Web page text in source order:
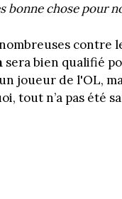
bonne chose pour
contre
sera bien qualifié
joueur de l'OL,
tout n’a pas été